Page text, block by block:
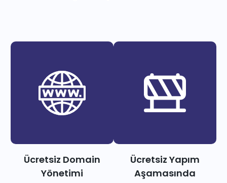
Ücretsiz Domain
Yönetimi
Ücretsiz Yapım
Aşamasında